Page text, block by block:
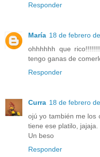
Responder
María 18 de febrero
ohhhhhh que
tengo ganas de
Responder
Curra 18 de febrero
ojú yo también me los
tiene ese platilo, jajaja.
Un beso
Responder